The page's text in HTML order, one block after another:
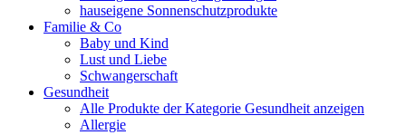
hauseigene Sonnenschutzprodukte
Familie & Co
Baby und Kind
Lust und Liebe
Schwangerschaft
Gesundheit
Alle Produkte der Kategorie Gesundheit anzeigen
Allergie